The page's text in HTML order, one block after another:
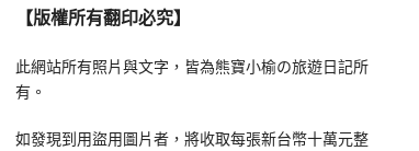
【版權所有翻印必究】
此網站所有照片與文字，皆為熊寶小榆の旅遊日記所
有。
如發現到用盜用圖片者，將收取每張新台幣十萬元整